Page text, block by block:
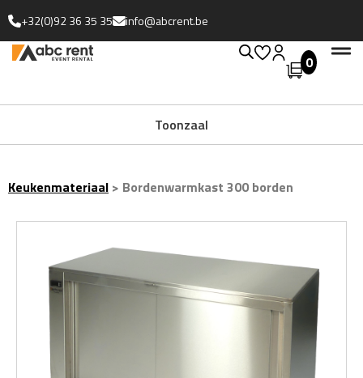
+32(0)92 36 35 35 info@abcrent.be
0
Toonzaal
Uitgebreide collectie
Keukenmateriaal > Bordenwarmkast 300 borden